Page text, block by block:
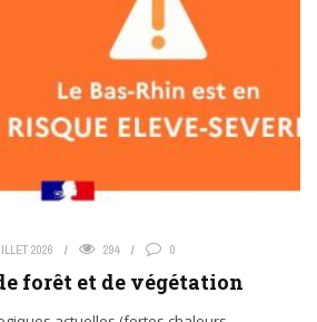
2026 294 0
forêt et de végétation